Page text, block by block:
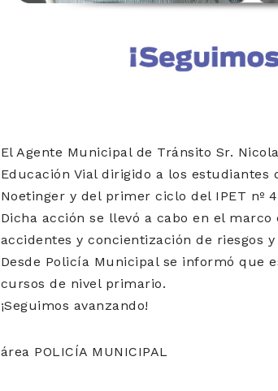
El Agente Municipal de Tránsito Sr.
Educación Vial dirigido a los
Noetinger y del primer ciclo del IPET nº
Dicha acción se llevó a cabo en el
accidentes y concientización de riesgos
Desde Policía Municipal se informó que
cursos de nivel primario.
¡Seguimos avanzando!
área POLICÍA MUNICIPAL